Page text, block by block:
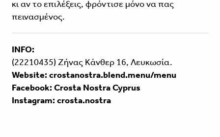
κι αν το επιλέξεις, φρόντισε μόνο να πας
πεινασμένος.
INFO:
(22210435) Zήνας Κάνθερ 16, Λευκωσία.
Website: crostanostra.blend.menu/menu
Facebook: Crosta Nostra Cyprus
Instagram: crosta.nostra